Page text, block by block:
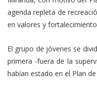
agenda repleta de
en valores y
El grupo de jóvenes se
primera -fuera de la
habían estado en el Plan